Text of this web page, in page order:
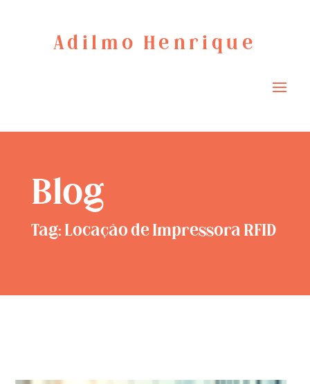
Adilmo Henrique
Blog
Tag: Locação de Impressora RFID